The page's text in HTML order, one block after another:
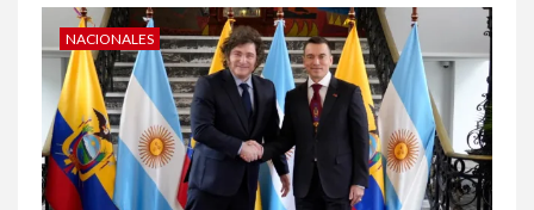
NACIONALES